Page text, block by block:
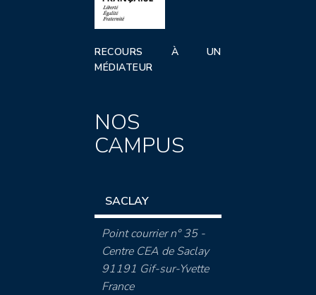
RECOURS À UN
MÉDIATEUR
NOS
CAMPUS
SACLAY
Point courrier n° 35 -
Centre CEA de Saclay
91191 Gif-sur-Yvette
France